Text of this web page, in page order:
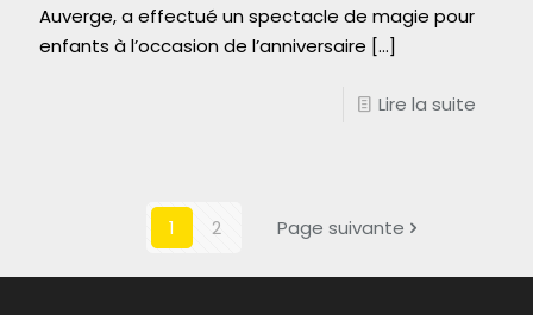
Auverge, a effectué un spectacle de magie pour
enfants à l’occasion de l’anniversaire […]
Lire la suite
1 2 Page suivante